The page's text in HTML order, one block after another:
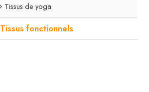
Tissus de yoga
Tissus fonctionnels